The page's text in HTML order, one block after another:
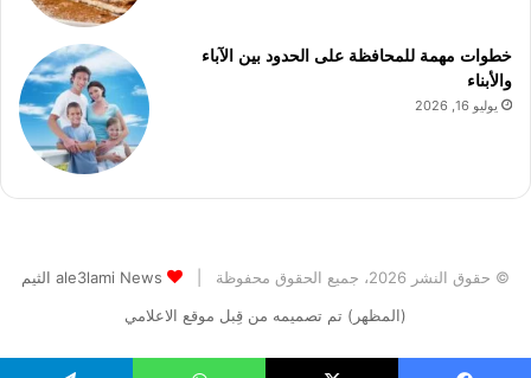
خطوات مهمة للمحافظة على الحدود بين الآباء
والأبناء
يوليو 16, 2026
© حقوق النشر 2026، جميع الحقوق محفوظة |
ale3lami News الثيم
(المظهر) تم تصميمه من قِبل موقع الاعلامي